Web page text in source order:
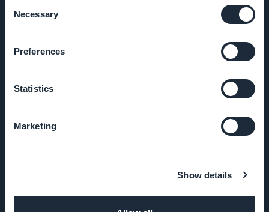
Selection
Necessary
Preferences
Statistics
Marketing
Show details
Paina
YLEISET EHDOT